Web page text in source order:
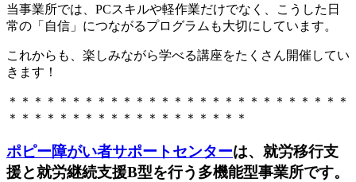
当事業所では、PCスキルや軽作業だけでなく、こうした日
常の「自信」につながるプログラムも大切にしています。
これからも、楽しみながら学べる講座をたくさん開催してい
きます！
＊＊＊＊＊＊＊＊＊＊＊＊＊＊＊＊＊＊＊＊＊＊＊＊＊＊＊
＊＊＊＊＊＊＊＊＊＊＊＊＊＊＊＊＊＊＊
ポピー障がい者サポートセンターは、 就労移行支
援と就労継続支援B型を行う多機能型事業所です。